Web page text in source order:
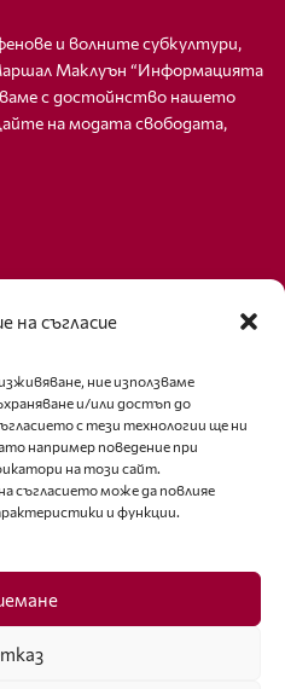
на съгласие
ние използваме
и/или достъп до
с тези технологии ще ни
например поведение при
на този сайт.
съгласието може да повлияе
и функции.
и волните субкултури,
Маклуън “Информацията
с достойнство нашето
на модата свободата,